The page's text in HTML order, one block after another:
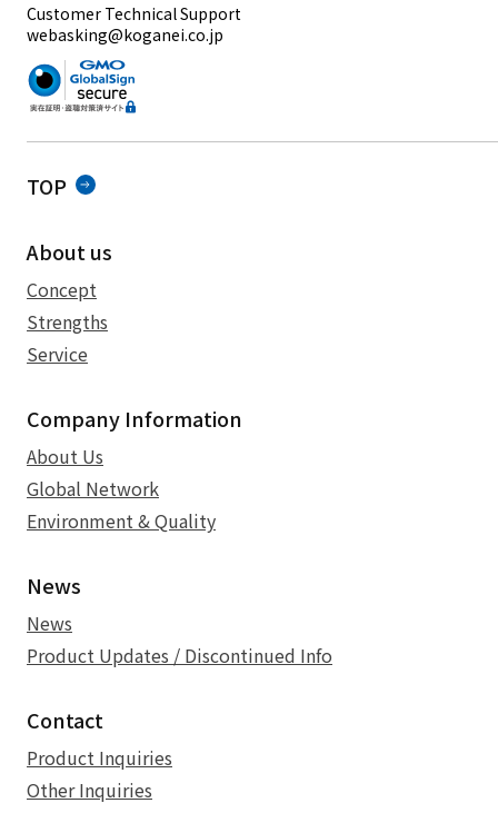
Customer Technical Support
webasking@koganei.co.jp
TOP
About us
Concept
Strengths
Service
Company Information
About Us
Global Network
Environment & Quality
News
News
Product Updates / Discontinued Info
Contact
Product Inquiries
Other Inquiries